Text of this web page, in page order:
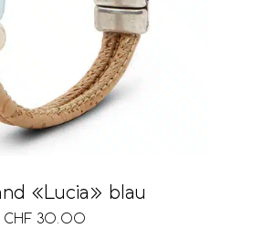
«Lucia» blau
CHF 30.00